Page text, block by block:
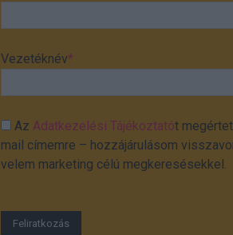
Vezetéknév*
AzAdatkezelési Tájékoztatót
mail címemre – hozzájárulásom
velem marketing célú megkeresésekkel.